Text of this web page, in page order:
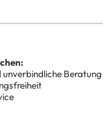
Beratung